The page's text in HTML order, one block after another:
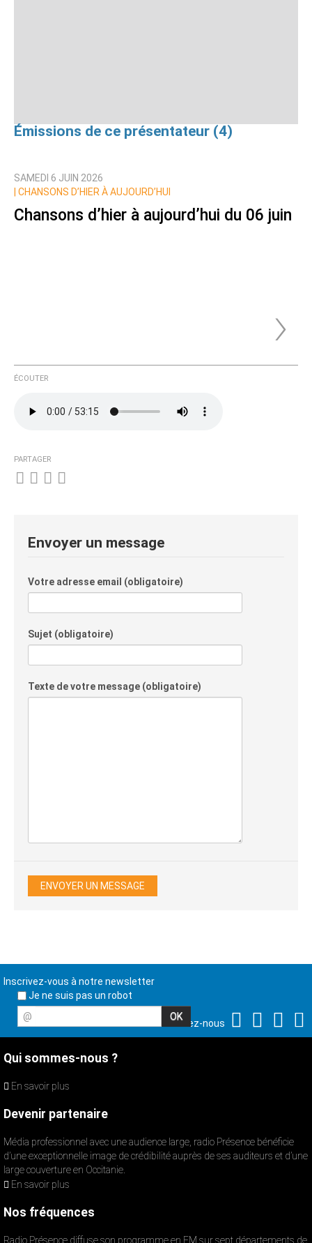
Émissions de ce présentateur (4)
›
SAMEDI 6 JUIN 2026
CHANSONS D’HIER À AUJOURD’HUI
Chansons d’hier à aujourd’hui du 06 juin
ÉCOUTER
PARTAGER
Envoyer un message
Votre adresse email (obligatoire)
Sujet (obligatoire)
Texte de votre message (obligatoire)
Inscrivez-vous à notre newsletter
Je ne suis pas un robot
@
Suivez-nous
Qui sommes-nous ?
En savoir plus
Devenir partenaire
Média professionnel avec une audience large, radio Présence bénéficie
d’une exceptionnelle image de crédibilité auprès de ses auditeurs et d’une
large couverture en Occitanie.
En savoir plus
Nos fréquences
Radio Présence diffuse son programme en FM sur sept départements de